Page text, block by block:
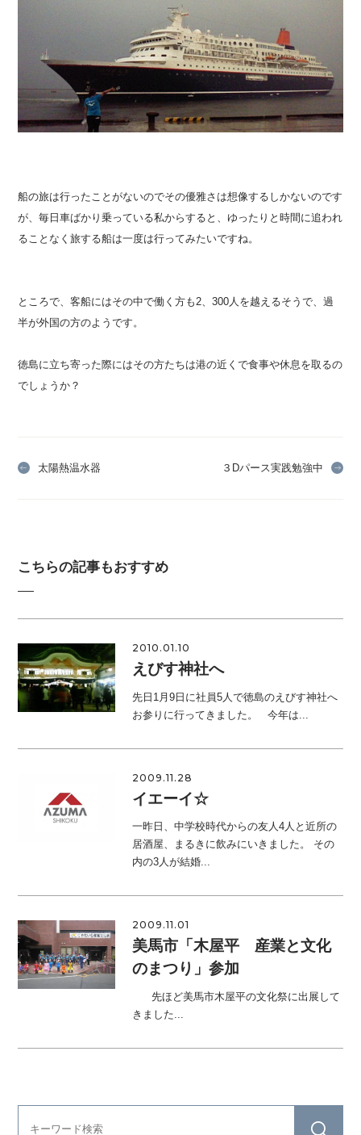
船の旅は行ったことがないのでその優雅さは想像するしかないのです
が、毎日車ばかり乗っている私からすると、ゆったりと時間に追われ
ることなく旅する船は一度は行ってみたいですね。
ところで、客船にはその中で働く方も2、300人を越えるそうで、過
半が外国の方のようです。
徳島に立ち寄った際にはその方たちは港の近くで食事や休息を取るの
でしょうか？
太陽熱温水器 ３Dパース実践勉強中
こちらの記事もおすすめ
2010.01.10
えびす神社へ
先日1月9日に社員5人で徳島のえびす神社へ
お参りに行ってきました。 今年は...
2009.11.28
イエーイ☆
一昨日、中学校時代からの友人4人と近所の
居酒屋、まるきに飲みにいきました。 その
内の3人が結婚...
2009.11.01
美馬市「木屋平 産業と文化
のまつり」参加
先ほど美馬市木屋平の文化祭に出展して
きました...